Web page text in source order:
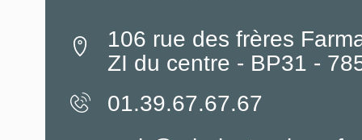
106 rue des frères
ZI du centre - BP31 -
01.39.67.67.67